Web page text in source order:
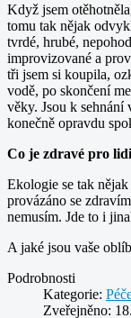
Když jsem
tomu tak nějak
tvrdé, hrubé,
improvizované a
tři jsem si koupila,
vodě, po skončení
věky. Jsou k
konečně opravdu
Co je zdravé pro
Ekologie se tak
provázáno se
nemusím. Jde to i
A jaké jsou vaše
Podrobnosti
Kategorie:
Zveřejněno: